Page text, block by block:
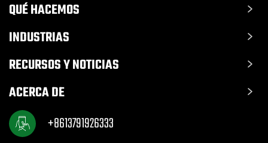
QUÉ HACEMOS
INDUSTRIAS
RECURSOS Y NOTICIAS
ACERCA DE
+8613791926333